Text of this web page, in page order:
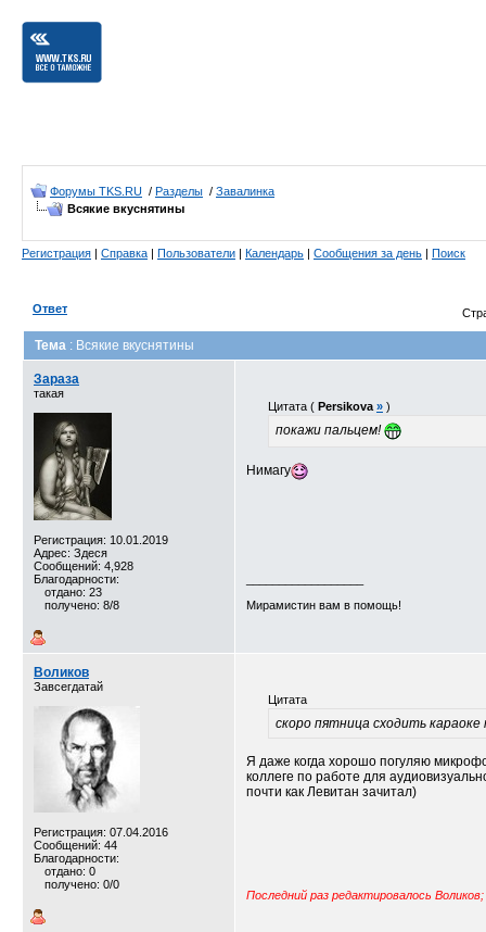
Форумы TKS.RU / Разделы / Завалинка
Всякие вкуснятины
Регистрация | Справка | Пользователи | Календарь | Сообщения за день | Поиск
Ответ
Тема : Всякие вкуснятины
Зараза
такая
Регистрация: 10.01.2019
Адрес: Здеся
Сообщений: 4,928
Благодарности:
отдано: 23
получено: 8/8
Цитата ( Persikova » )
покажи пальцем!
Нимагу
Мирамистин вам в помощь!
Воликов
Завсегдатай
Регистрация: 07.04.2016
Сообщений: 44
Благодарности:
отдано: 0
получено: 0/0
Цитата
скоро пятница сходить
Я даже когда хорошо погуляю
коллеге по работе для
почти как Левитан зачитал)
Последний раз редактировалось